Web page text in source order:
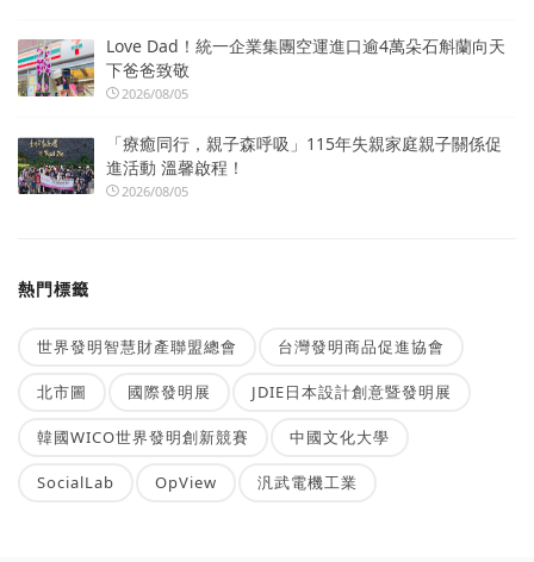
Love Dad！統一企業集團空運進口逾4萬朵石斛蘭向天
下爸爸致敬
2026/08/05
「療癒同行，親子森呼吸」115年失親家庭親子關係促
進活動 溫馨啟程！
2026/08/05
熱門標籤
世界發明智慧財產聯盟總會 台灣發明商品促進協會
北市圖 國際發明展 JDIE日本設計創意暨發明展
韓國WICO世界發明創新競賽 中國文化大學
SocialLab OpView 汎武電機工業